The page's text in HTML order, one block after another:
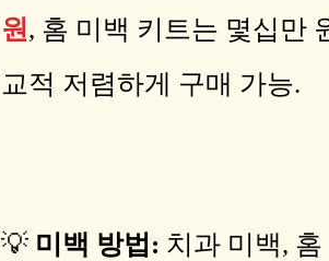
원 , 홈 미백 키트는 몇십만
교적 저렴하게 구매 가능.
💡 미백 방법: 치과 미백,